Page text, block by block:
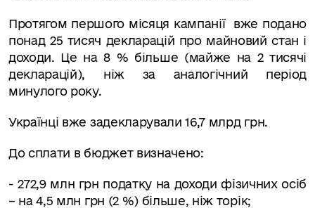
Протягом першого місяця кампанії вже подано
понад 25 тисяч декларацій про майновий стан і
доходи. Це на 8 % більше (майже на 2 тисячі
декларацій), ніж за аналогічний період
минулого року.
Українці вже задекларували 16,7 млрд грн.
До сплати в бюджет визначено:
- 272,9 млн грн податку на доходи фізичних осіб
– на 4,5 млн грн (2 %) більше, ніж торік;